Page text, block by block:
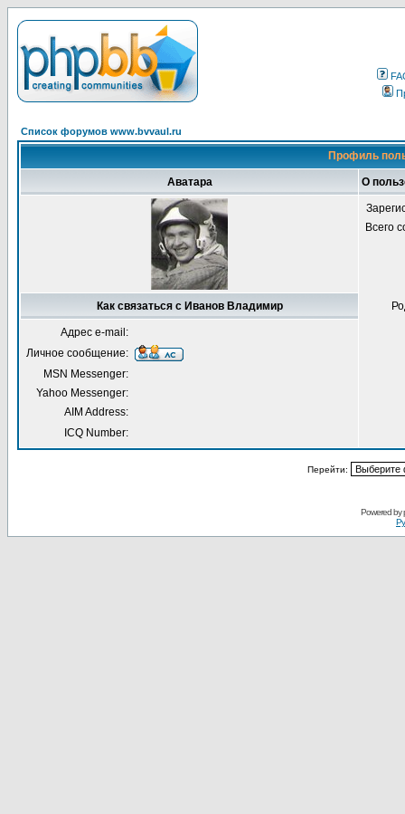
Список форумов www.bvvaul.ru
Профиль
Аватара О
Всего
Как связаться с Иванов Владимир
Адрес e-mail:
Личное сообщение:
MSN Messenger:
Yahoo Messenger:
AIM Address:
ICQ Number:
Перейти:
Powered by